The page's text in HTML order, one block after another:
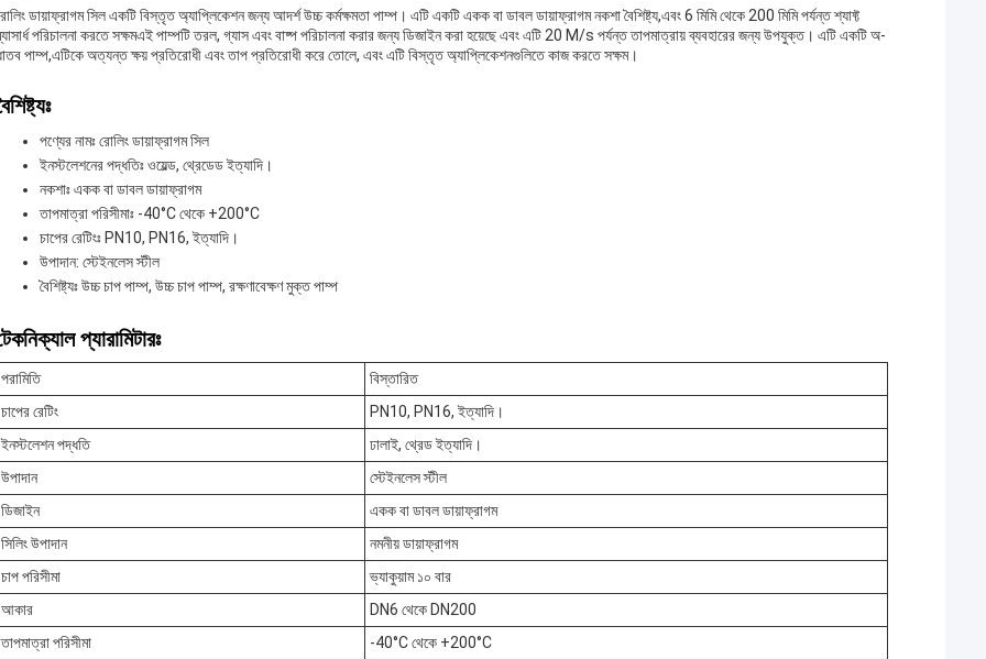
ডায়াফ্রাগম সিল একটি বিস্তৃত অ্যাপ্লিকেশন জন্য আদর্শ উচ্চ কর্মক্ষমতা পাম্প। এটি একটি একক বা ডাবল ডায়াফ্রাগম নকশা বৈশিষ্ট্য,এবং 6 মিমি থেকে 200 মিমি পর্যন্ত শ্যাফ্ট
পরিচালনা করতে সক্ষমএই পাম্পটি তরল, গ্যাস এবং বাষ্প পরিচালনা করার জন্য ডিজাইন করা হয়েছে এবং এটি 20 M/s পর্যন্ত তাপমাত্রায় ব্যবহারের জন্য উপযুক্ত। এটি একটি অ-
পাম্প,এটিকে অত্যন্ত ক্ষয় প্রতিরোধী এবং তাপ প্রতিরোধী করে তোলে, এবং এটি বিস্তৃত অ্যাপ্লিকেশনগুলিতে কাজ করতে সক্ষম।
পণ্যের নামঃ রোলিং ডায়াফ্রাগম সিল
ইনস্টলেশনের পদ্ধতিঃ ওয়েল্ড, থ্রেডেড ইত্যাদি।
নকশাঃ একক বা ডাবল ডায়াফ্রাগম
তাপমাত্রা পরিসীমাঃ -40°C থেকে +200°C
চাপের রেটিংঃ PN10, PN16, ইত্যাদি।
উপাদান: স্টেইনলেস স্টীল
বৈশিষ্ট্যঃ উচ্চ চাপ পাম্প, উচ্চ চাপ পাম্প, রক্ষণাবেক্ষণ মুক্ত পাম্প
প্যারামিটারঃ
পরামিতি
বিস্তারিত
চাপের রেটিং
PN10, PN16, ইত্যাদি।
ইনস্টলেশন পদ্ধতি
ঢালাই, থ্রেড ইত্যাদি।
উপাদান
স্টেইনলেস স্টীল
ডিজাইন
একক বা ডাবল ডায়াফ্রাগম
সিলিং উপাদান
নমনীয় ডায়াফ্রাগম
চাপ পরিসীমা
ভ্যাকুয়াম ১০ বার
আকার
DN6 থেকে DN200
তাপমাত্রা পরিসীমা
-40°C থেকে +200°C